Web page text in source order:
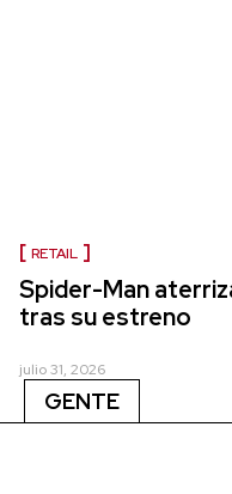
RETAIL
Spider-Man
tras su estreno
julio 31, 2026
GENTE